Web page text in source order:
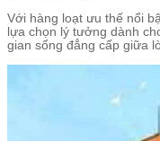
Với hàng loạt ưu thế nổi
lựa chọn lý tưởng dành
gian sống đẳng cấp giữa